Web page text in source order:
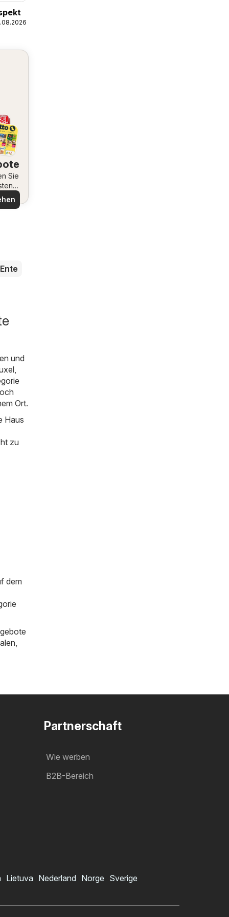
Sie
Ente
und
Ort.
Haus
zu
dem
Partnerschaft
Wie werben
B2B-Bereich
Lietuva Nederland Norge Sverige